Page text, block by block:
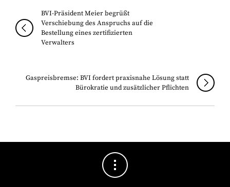
BVI-Präsident Meier begrüßt
Verschiebung des Anspruchs auf die
Bestellung eines zertifizierten
Verwalters
Gaspreisbremse: BVI fordert praxisnahe Lösung statt
Bürokratie und zusätzlicher Pflichten